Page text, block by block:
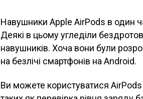
Навушники Apple AirPods в один
Деякі в цьому угледіли
навушників. Хоча вони були
на безлічі смартфонів на Android.
Ви можете користуватися AirPods